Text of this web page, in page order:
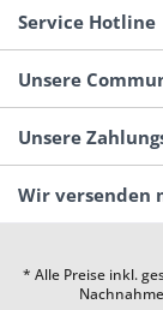
Service Hotline
Unsere
Unsere
Wir versenden
* Alle Preise inkl.